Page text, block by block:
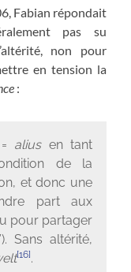
Fabian répondait
pas su
non pour
en tension la
:
aliusen tant
de la
et donc une
part aux
pour partager
Sans altérité,
[16].